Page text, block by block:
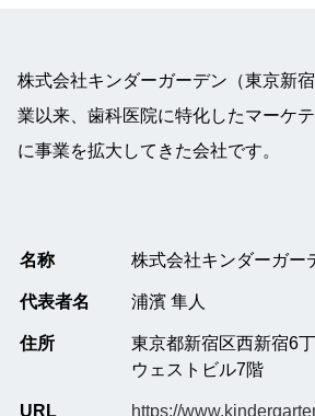
株式会社キンダーガーデン（東京新
業以来、歯科医院に特化したマーケ
に事業を拡大してきた会社です。
名称 株式会社キンダーガー
代表者名 浦濱 隼人
住所
東京都新宿区西新宿6
ウェストビル7階
URL https://